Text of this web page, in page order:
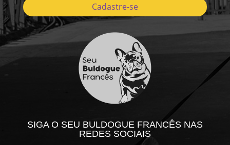
Cadastre-se
SIGA O SEU BULDOGUE FRANCÊS NAS
REDES SOCIAIS